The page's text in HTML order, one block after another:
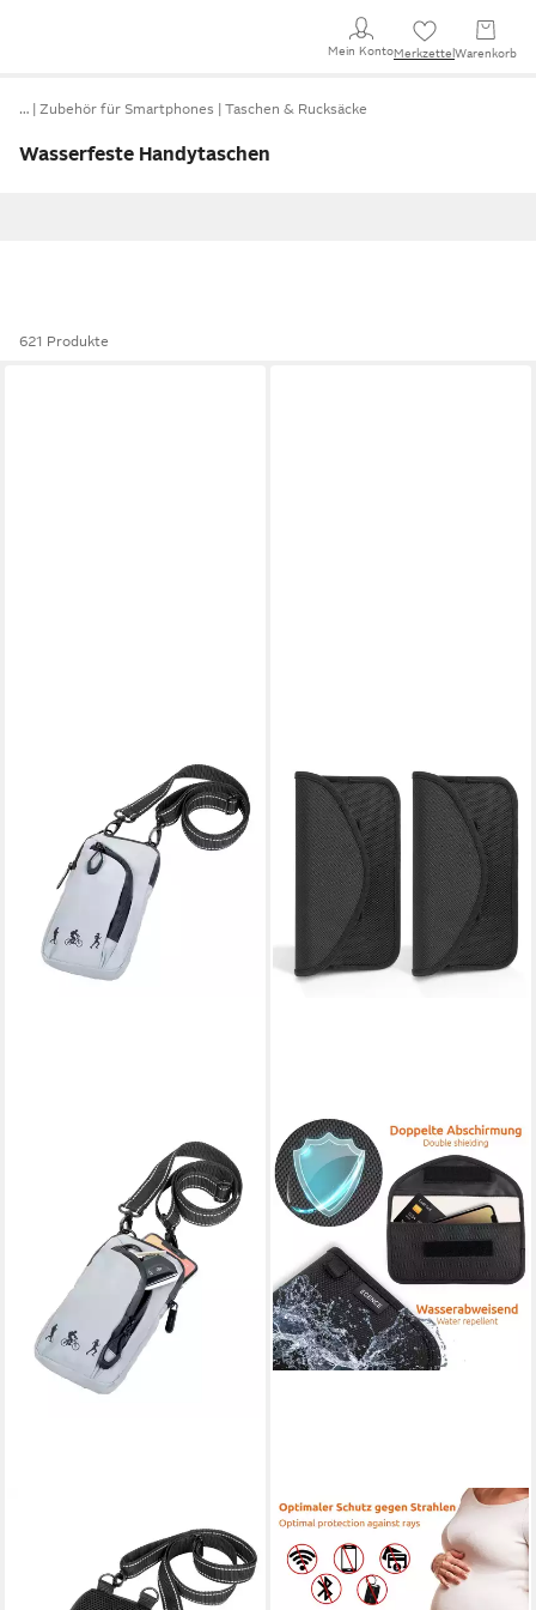
Mein KontoMerkzettel Warenkorb
… Zubehör für Smartphones Taschen & Rucksäcke
Wasserfeste Handytaschen
621 Produkte
Handytasche zum umhängen
BLUE CYCLE SMARTBAG aus
recyceltem Meeresplastik,
ECENCE
Handytasche 2x RFID
Strahlenschutz-Tasche Handy
Smartphone (2-tlg)